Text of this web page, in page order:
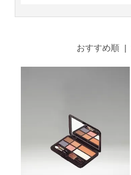
おすすめ順|